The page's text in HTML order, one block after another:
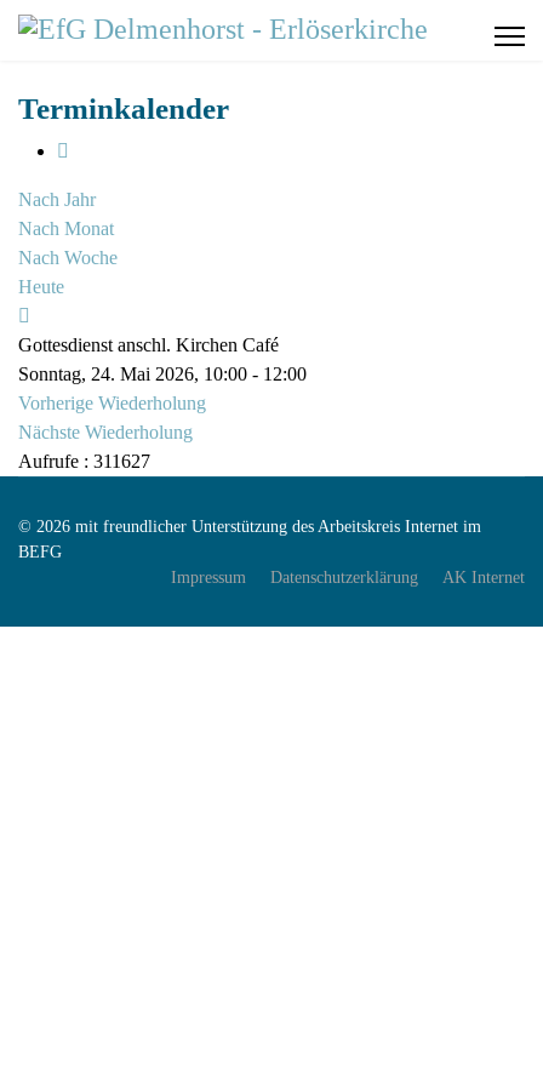
Terminkalender
Nach Jahr
Nach Monat
Nach Woche
Heute
Gottesdienst anschl. Kirchen Café
Sonntag, 24. Mai 2026, 10:00 - 12:00
Vorherige Wiederholung
Nächste Wiederholung
Aufrufe : 311627
© 2026 mit freundlicher Unterstützung des Arbeitskreis Internet im
BEFG
Impressum
Datenschutzerklärung AK Internet